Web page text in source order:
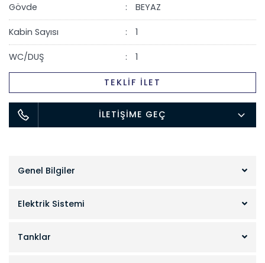
Gövde BEYAZ
Kabin Sayısı 1
WC/DUŞ 1
TEKLİF İLET
İLETİŞİME GEÇ
Genel Bilgiler
Elektrik Sistemi
Tanklar